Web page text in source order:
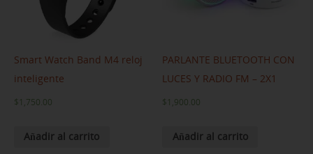
Smart Watch Band M4 reloj
inteligente
$ 1,750.00
Añadir al carrito
PARLANTE BLUETOOTH CON
LUCES Y RADIO FM – 2X1
$ 1,900.00
Añadir al carrito